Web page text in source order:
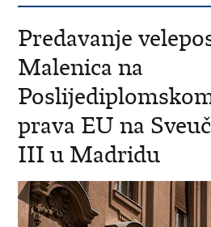
Predavanje
Malenica na
prava EU na
III u Madridu